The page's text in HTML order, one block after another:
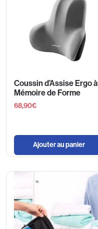
Coussin d’Assise Ergo à
Mémoire de Forme
68,90€
Ajouter au panier